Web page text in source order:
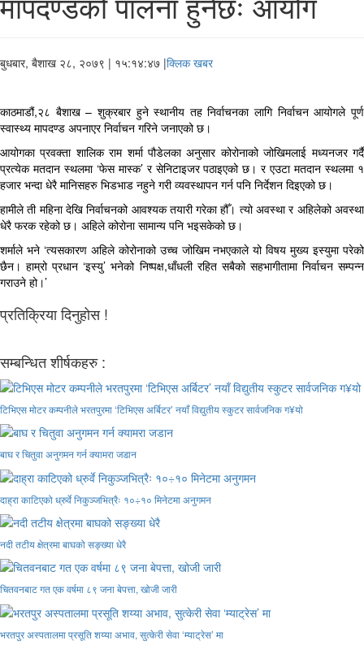
बुधबार, बैशाख २८, २०७९ | १५:१४:४७ |क्लिक खबर
काठमाडौं,२८ बैशाख – शुक्रबार हुने स्थानीय तह निर्वाचनका लागि निर्वाचन आयोगले पूर्ण
स्वास्थ्य मापदण्ड अपनाएर निर्वाचन गरिने जनाएको छ।
आयोगका प्रवक्ता शालिक राम शर्मा पौडेलका अनुसार कोरोनाको जोखिमलाई मध्यनजर गर्दै
प्रत्येक मतदान स्थलमा ‘फेस मास्क’ र सेनिटाइजर पठाइएको छ। र एउटा मतदान स्थलमा १
हजार भन्दा धेरै मानिसहरु भिडभाड नहुने गरी व्यवस्थापन गर्न पनि निर्देशन दिइएको छ।
हामीले ती महिना देखि निर्वाचनको आवश्यक तयारी गरेका हौँ। त्यो अवस्था र अहिलेको अवस्था
धेरै फरक रहेको छ। अहिले कोरोना सामान्य पनि भइसकेको छ।
शर्माले भने ‘त्यसकारण अहिले कोरोनाको उच्च जोखिम नभएकाले यो विषय मुख्य इस्युमा परेको
छैन। हाम्रो प्रधान ‘इस्यु’ भनेको निष्पक्ष,धाँधली रहित सबैको सहभागीतामा निर्वाचन सम्पन्न
गराउने हो।’
प्रतिक्रिया दिनुहोस !
सम्बन्धित शीर्षकहरु :
टिभिएस मोटर कम्पनीले भरतपुरमा ‘टिभिएस अर्बिटर’ नयाँ विद्युतीय स्कुटर सार्वजनिक ग¥यो
बाघ र चितुवा अनुगमन गर्न क्यामरा जडान
दाह्रा काटिएको ध्रुर्वे निकुञ्जभित्रैः १०÷१० मिनेटमा अनुगमन
नदी तटीय क्षेत्रमा बाघको सङ्ख्या धेरै
चितवनबाट गत एक वर्षमा ८९ जना बेपत्ता, खोजी जारी
भरतपुर अस्पतालमा प्रसूति शय्या अभाव, सुत्केरी सेवा ‘म्याट्रेस’ मा